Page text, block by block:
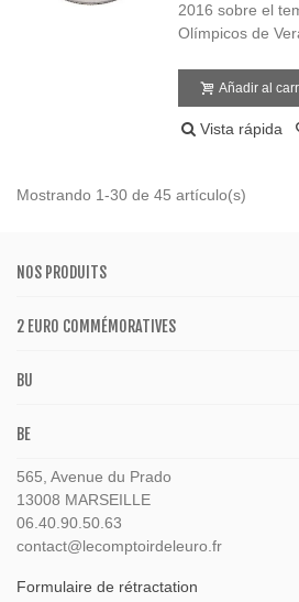
2016 sobre el
Olímpicos de
Añadir al
Vista rápida
Mostrando 1-30 de 45 artículo(s)
NOS PRODUITS
2 EURO COMMÉMORATIVES
BU
BE
565, Avenue du Prado
13008 MARSEILLE
06.40.90.50.63
contact@lecomptoirdeleuro.fr
Formulaire de rétractation